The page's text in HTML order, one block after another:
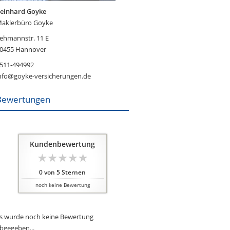
Goyke
Goyke
11 E
Hannover
494992
versicherungen.de
Kundenbewertung
0von 5Sternen
noch keine Bewertung
wurde noch keine Bewertung